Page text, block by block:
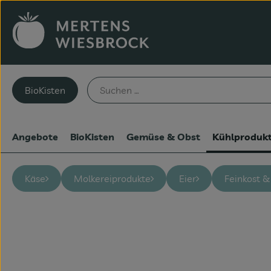
BioKisten
Angebote BioKisten Gemüse & Obst
Käse Molkereiprodukte Eier Feinkost